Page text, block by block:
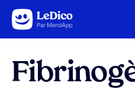
Aller au contenu